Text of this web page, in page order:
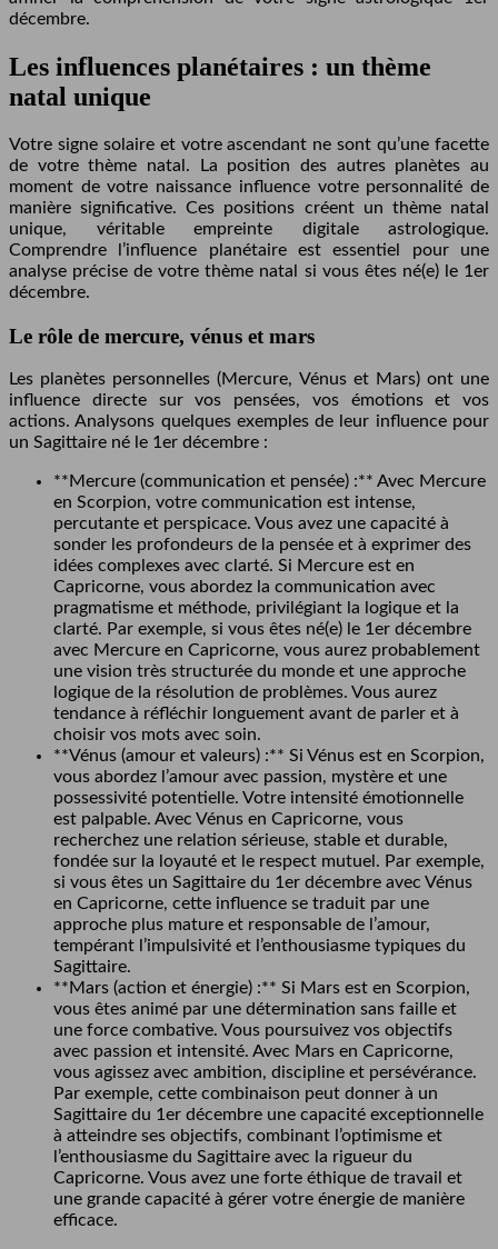
décembre.
Les influences planétaires : un thème
natal unique
Votre signe solaire et votre ascendant ne sont qu’une facette
de votre thème natal. La position des autres planètes au
moment de votre naissance influence votre personnalité de
manière significative. Ces positions créent un thème natal
unique, véritable empreinte digitale astrologique.
Comprendre l’influence planétaire est essentiel pour une
analyse précise de votre thème natal si vous êtes né(e) le 1er
décembre.
Le rôle de mercure, vénus et mars
Les planètes personnelles (Mercure, Vénus et Mars) ont une
influence directe sur vos pensées, vos émotions et vos
actions. Analysons quelques exemples de leur influence pour
un Sagittaire né le 1er décembre :
**Mercure (communication et pensée) :** Avec Mercure
en Scorpion, votre communication est intense,
percutante et perspicace. Vous avez une capacité à
sonder les profondeurs de la pensée et à exprimer des
idées complexes avec clarté. Si Mercure est en
Capricorne, vous abordez la communication avec
pragmatisme et méthode, privilégiant la logique et la
clarté. Par exemple, si vous êtes né(e) le 1er décembre
avec Mercure en Capricorne, vous aurez probablement
une vision très structurée du monde et une approche
logique de la résolution de problèmes. Vous aurez
tendance à réfléchir longuement avant de parler et à
choisir vos mots avec soin.
**Vénus (amour et valeurs) :** Si Vénus est en Scorpion,
vous abordez l’amour avec passion, mystère et une
possessivité potentielle. Votre intensité émotionnelle
est palpable. Avec Vénus en Capricorne, vous
recherchez une relation sérieuse, stable et durable,
fondée sur la loyauté et le respect mutuel. Par exemple,
si vous êtes un Sagittaire du 1er décembre avec Vénus
en Capricorne, cette influence se traduit par une
approche plus mature et responsable de l’amour,
tempérant l’impulsivité et l’enthousiasme typiques du
Sagittaire.
**Mars (action et énergie) :** Si Mars est en Scorpion,
vous êtes animé par une détermination sans faille et
une force combative. Vous poursuivez vos objectifs
avec passion et intensité. Avec Mars en Capricorne,
vous agissez avec ambition, discipline et persévérance.
Par exemple, cette combinaison peut donner à un
Sagittaire du 1er décembre une capacité exceptionnelle
à atteindre ses objectifs, combinant l’optimisme et
l’enthousiasme du Sagittaire avec la rigueur du
Capricorne. Vous avez une forte éthique de travail et
une grande capacité à gérer votre énergie de manière
efficace.